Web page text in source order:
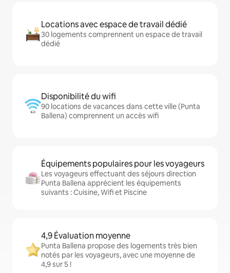
Locations avec espace de travail dédié
30 logements comprennent un espace de travail
dédié
Disponibilité du wifi
90 locations de vacances dans cette ville (Punta
Ballena) comprennent un accès wifi
Équipements populaires pour les voyageurs
Les voyageurs effectuant des séjours direction
Punta Ballena apprécient les équipements
suivants : Cuisine, Wifi et Piscine
4,9 Évaluation moyenne
Punta Ballena propose des logements très bien
notés par les voyageurs, avec une moyenne de
4,9 sur 5 !